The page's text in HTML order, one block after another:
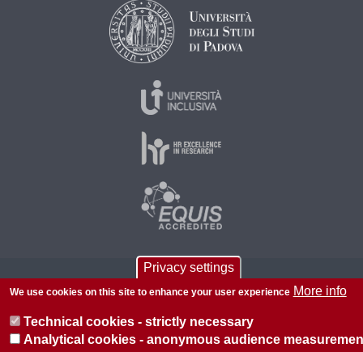
About this site
Privacy settings
We use cookies on this site to enhance your user experience More info
Technical cookies - strictly necessary
Analytical cookies - anonymous audience